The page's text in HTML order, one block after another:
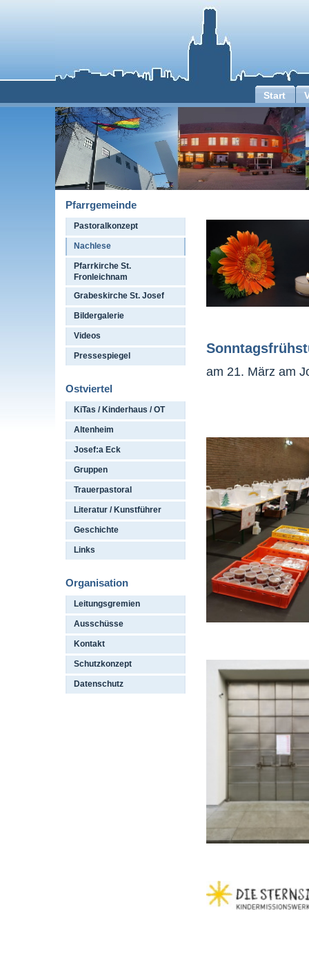
Start
Pfarrgemeinde
Pastoralkonzept
Nachlese
Pfarrkirche St.
Fronleichnam
Grabeskirche St. Josef
Bildergalerie
Videos
Pressespiegel
Ostviertel
KiTas / Kinderhaus / OT
Altenheim
Josef:a Eck
Gruppen
Trauerpastoral
Literatur / Kunstführer
Geschichte
Links
Organisation
Leitungsgremien
Ausschüsse
Kontakt
Schutzkonzept
Datenschutz
am 21. März am